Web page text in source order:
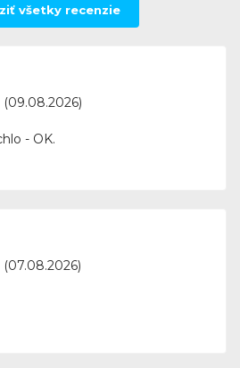
všetky recenzie
(09.08.2026)
- OK.
(07.08.2026)